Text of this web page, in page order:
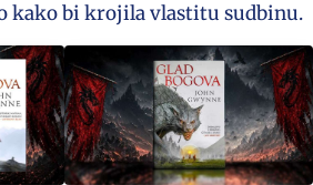
kako bi krojila vlastitu sudbinu.